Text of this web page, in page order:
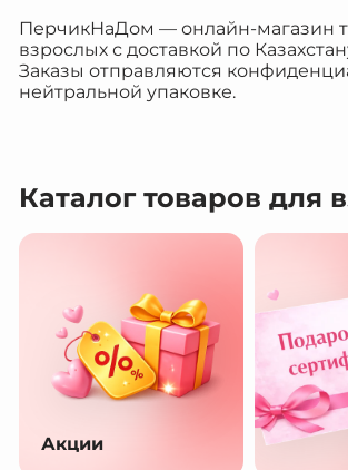
ПерчикНаДом — онлайн-магазин
взрослых с доставкой по
Заказы отправляются
нейтральной упаковке.
Каталог товаров для
Акции